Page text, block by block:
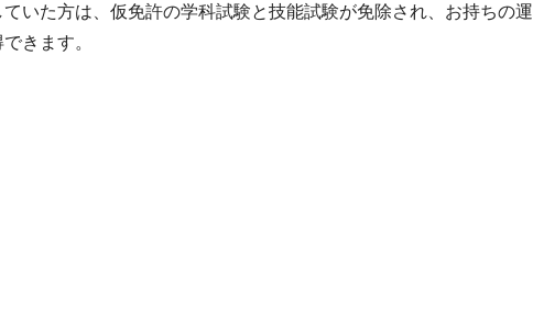
いた方は、仮免許の学科試験と技能試験が免除され、お持ちの運
きます。